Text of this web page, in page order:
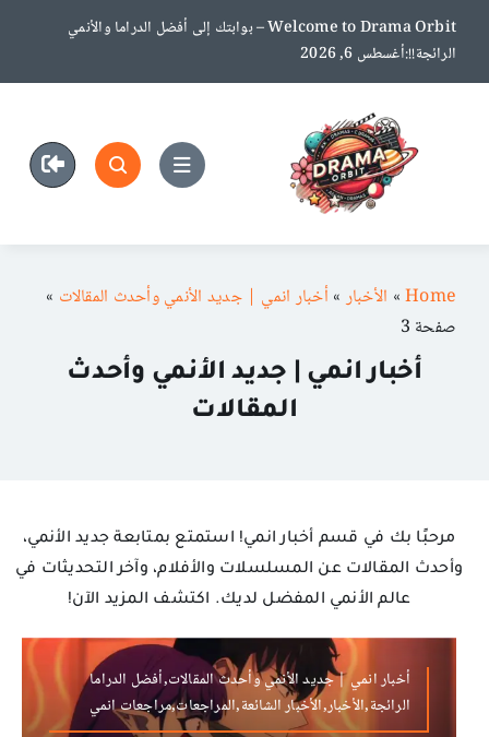
Skip
Welcome to Drama Orbit – بوابتك إلى أفضل الدراما والأنمي
الرائجة!!:أغسطس 6, 2026
Home
» الأخبار» أخبار انمي | جديد الأنمي وأحدث المقالات »
صفحة 3
أخبار انمي | جديد الأنمي وأحدث
المقالات
مرحبًا بك في قسم أخبار انمي! استمتع بمتابعة جديد الأنمي،
وأحدث المقالات عن المسلسلات والأفلام، وآخر التحديثات في
عالم الأنمي المفضل لديك. اكتشف المزيد الآن!
أخبار انمي | جديد الأنمي وأحدث المقالات,أفضل الدراما
الرائجة,الأخبار,الأخبار الشائعة,المراجعات,مراجعات انمي